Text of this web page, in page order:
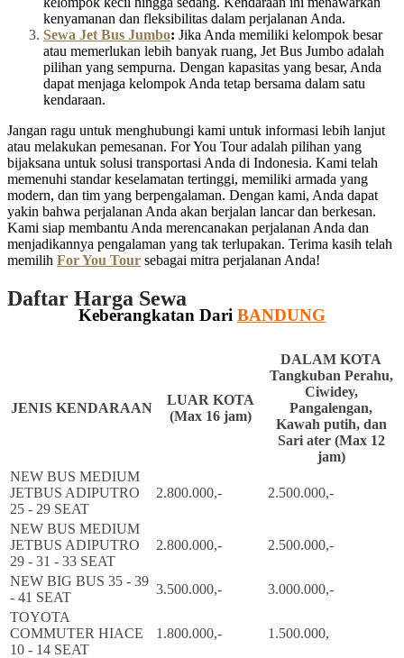
kenyamanan dan fleksibilitas dalam perjalanan Anda.
Sewa Jet Bus Jumbo: Jika Anda memiliki kelompok besar
atau memerlukan lebih banyak ruang, Jet Bus Jumbo adalah
pilihan yang sempurna. Dengan kapasitas yang besar, Anda
dapat menjaga kelompok Anda tetap bersama dalam satu
kendaraan.
Jangan ragu untuk menghubungi kami untuk informasi lebih lanjut
atau melakukan pemesanan. For You Tour adalah pilihan yang
bijaksana untuk solusi transportasi Anda di Indonesia. Kami telah
memenuhi standar keselamatan tertinggi, memiliki armada yang
modern, dan tim yang berpengalaman. Dengan kami, Anda dapat
yakin bahwa perjalanan Anda akan berjalan lancar dan berkesan.
Kami siap membantu Anda merencanakan perjalanan Anda dan
menjadikannya pengalaman yang tak terlupakan. Terima kasih telah
memilih For You Tour sebagai mitra perjalanan Anda!
Daftar Harga Sewa
Keberangkatan Dari BANDUNG
JENIS KENDARAAN
LUAR KOTA
(Max 16 jam)
DALAM KOTA
Tangkuban Perahu,
Ciwidey,
Pangalengan,
Kawah putih, dan
Sari ater (Max 12
jam)
NEW BUS MEDIUM
JETBUS ADIPUTRO
25 - 29 SEAT
2.800.000,- 2.500.000,-
NEW BUS MEDIUM
JETBUS ADIPUTRO
29 - 31 - 33 SEAT
2.800.000,- 2.500.000,-
NEW BIG BUS 35 - 39
- 41 SEAT
3.500.000,-
3.000.000,-
TOYOTA
COMMUTER HIACE
10 - 14 SEAT
1.800.000,- 1.500.000,